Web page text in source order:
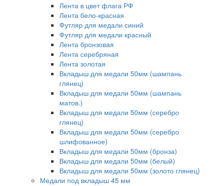
Лента в цвет флага РФ
Лента бело-красная
Футляр для медали синий
Футляр для медали красный
Лента бронзовая
Лента серебряная
Лента золотая
Вкладыш для медали 50мм (шампань
глянец)
Вкладыш для медали 50мм (шампань
матов.)
Вкладыш для медали 50мм (серебро
глянец)
Вкладыш для медали 50мм (серебро
шлифованное)
Вкладыш для медали 50мм (бронза)
Вкладыш для медали 50мм (белый)
Вкладыш для медали 50мм (золото глянец)
Медали под вкладыш 45 мм